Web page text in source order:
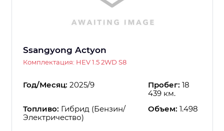
Ssangyong Actyon
Комплектация: HEV 1.5 2WD S8
Год/Месяц: 2025/9 Пробег: 18
439 км.
Топливо: Гибрид (Бензин/
Электричество)
Объем: 1.498